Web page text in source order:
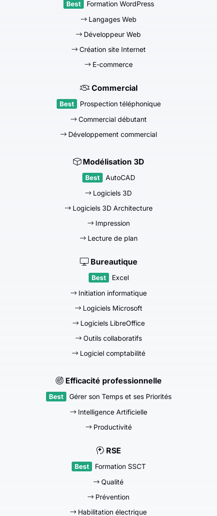
Formation WordPress
Langages Web
Développeur Web
Création site Internet
E-commerce
Commercial
Prospection téléphonique
Commercial débutant
Développement commercial
Modélisation 3D
AutoCAD
Logiciels 3D
Logiciels 3D Architecture
Impression
Lecture de plan
Bureautique
Excel
Initiation informatique
Logiciels Microsoft
Logiciels LibreOffice
Outils collaboratifs
Logiciel comptabilité
Efficacité professionnelle
Gérer son Temps et ses Priorités
Intelligence Artificielle
Productivité
RSE
Formation SSCT
Qualité
Prévention
Habilitation électrique